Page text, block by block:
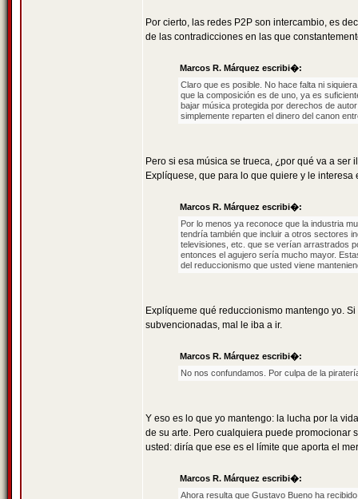
Por cierto, las redes P2P son intercambio, es
de las contradicciones en las que
Marcos R. Márquez escribi�:
Claro que es posible. No hace falta ni
que la composición es de uno, ya es
bajar música protegida por derechos de
simplemente reparten el dinero del canon
Pero si esa música se trueca, ¿por qué va a
Explíquese, que para lo que quiere y le interesa
Marcos R. Márquez escribi�:
Por lo menos ya reconoce que la industria
tendría también que incluir a otros sectores
televisiones, etc. que se verían arrastrados
entonces el agujero sería mucho mayor.
del reduccionismo que usted viene
Explíqueme qué reduccionismo mantengo yo.
subvencionadas, mal le iba a ir.
Marcos R. Márquez escribi�:
No nos confundamos. Por culpa de la
Y eso es lo que yo mantengo: la lucha por la
de su arte. Pero cualquiera puede promocionar
usted: diría que ese es el límite que aporta el
Marcos R. Márquez escribi�:
Ahora resulta que Gustavo Bueno ha